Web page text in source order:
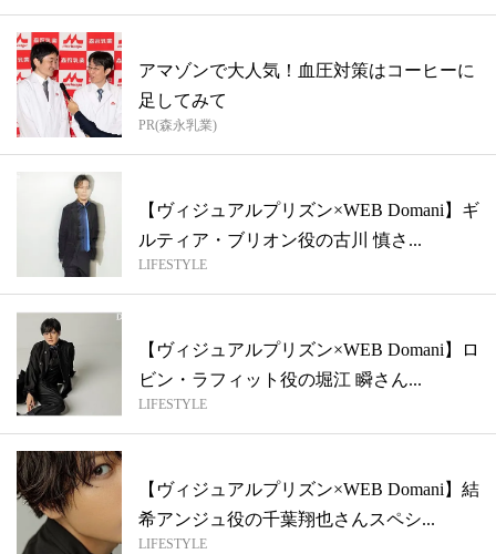
アマゾンで大人気！血圧対策はコーヒーに
足してみて
PR(森永乳業)
【ヴィジュアルプリズン×WEB Domani】ギ
ルティア・ブリオン役の古川 慎さ...
LIFESTYLE
【ヴィジュアルプリズン×WEB Domani】ロ
ビン・ラフィット役の堀江 瞬さん...
LIFESTYLE
【ヴィジュアルプリズン×WEB Domani】結
希アンジュ役の千葉翔也さんスペシ...
LIFESTYLE